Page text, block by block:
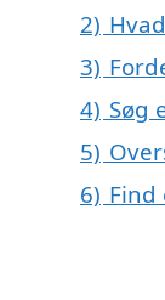
2)
3)
4) Søg
5)
6) Find